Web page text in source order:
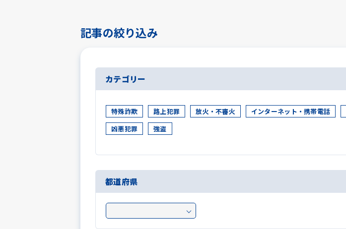
記事の絞り込み
カテゴリー
特殊詐欺 路上犯罪 放火・不審火 インターネット・携帯電話
凶悪犯罪
強盗
都道府県